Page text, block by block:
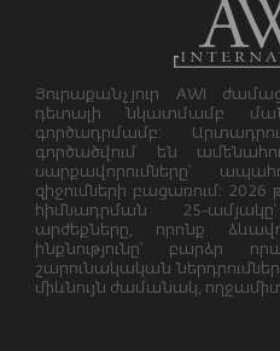
Յուրաքանչյուր AWI
դետալի նկատմամբ
գործադրմամբ:
գործածվում են
սարքավորումները՝
զիջումների բացառում: 2026
հիմնադրման 25-
արժեքները, որոնք
ինքնությունը՝ բարձր
շարունակական
միևնույն ժամանակ,